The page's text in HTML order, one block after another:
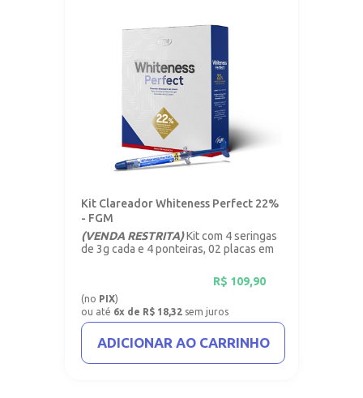
Kit Clareador Whiteness Perfect 22%
- FGM
(VENDA RESTRITA)Kit com 4 seringas
de 3g cada e 4 ponteiras, 02 placas em
R$ 109,90
(no PIX)
ou até 6x de R$ 18,32 sem juros
ADICIONAR AO CARRINHO